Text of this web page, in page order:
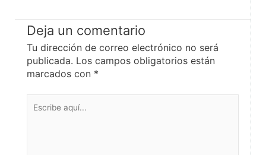
Deja un comentario
Tu dirección de correo electrónico no será
publicada. Los campos obligatorios están
marcados con *
aquí...